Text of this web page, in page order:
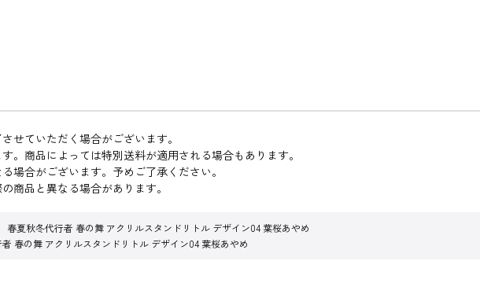
せていただく場合がございます。
。商品によっては特別送料が適用される場合もあります。
場合がございます。予めご了承ください。
商品と異なる場合があります。
春夏秋冬代行者 春の舞 アクリルスタンドリトル デザイン04 葉桜あやめ
春の舞 アクリルスタンドリトル デザイン04 葉桜あやめ